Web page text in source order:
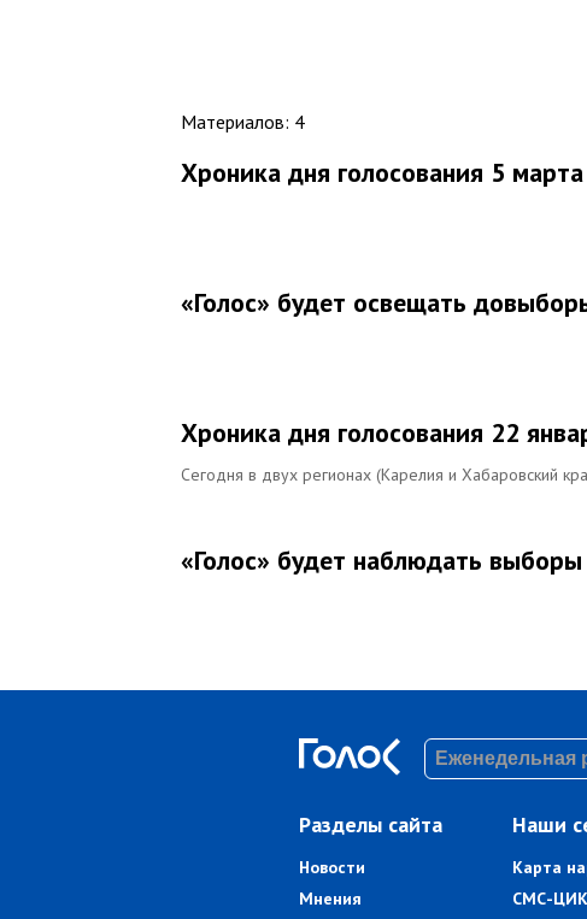
Материалов: 4
Хроника дня голосования 5 марта
«Голос» будет освещать
Хроника дня голосования 22
Сегодня в двух регионах (Карелия и Хабаровский
«Голос» будет наблюдать
Разделы сайта
Новости
Мнения
Наши
Карта
СМС-ЦИК